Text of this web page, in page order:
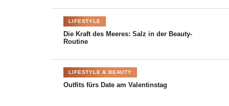
LIFESTYLE
Die Kraft des Meeres: Salz in der Beauty-
Routine
LIFESTYLE & BEAUTY
Outfits fürs Date am Valentinstag